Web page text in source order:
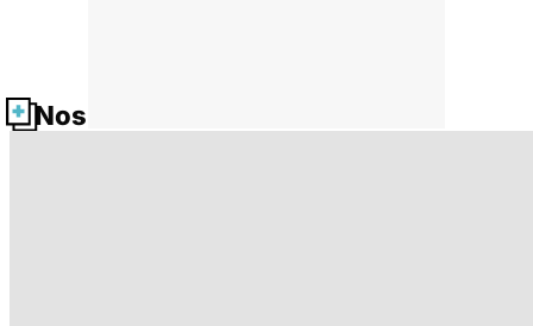
Nos fiches santé